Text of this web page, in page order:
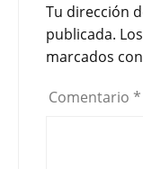
Tu dirección
publicada.
marcados con
Comentario *